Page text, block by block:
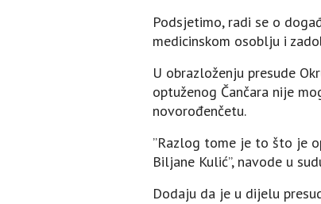
Podsjetimo, radi se o
medicinskom osoblju i
U obrazloženju presude
optuženog Čančara nije
novorođenčetu.
”Razlog tome je to što je
Biljane Kulić”, navode u
Dodaju da je u dijelu